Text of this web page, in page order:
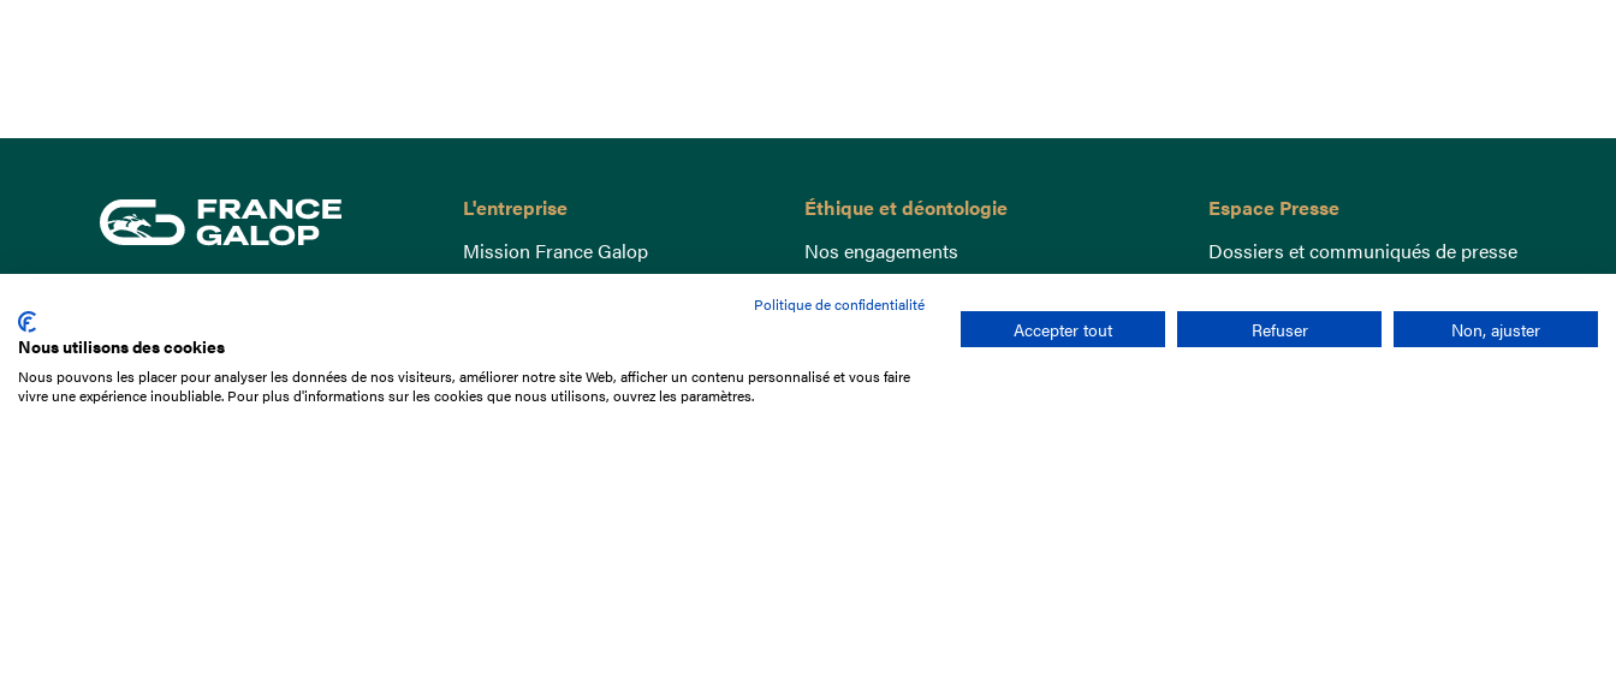
01 49 10 20 29
L'entreprise
Mission France Galop
Gouvernance
Comprendre les courses
Docuthèque
Éthique et déontologie
Nos engagements
Lutte anti-dopage
Bien être equin
Index Egalité Femmes-Hommes
Jeu responsable
Espace Presse
Dossiers et communiqués de presse
Politique de confidentialité
Nous utilisons des cookies
Nous pouvons les placer pour analyser les données de nos visiteurs, améliorer notre site Web, afficher un contenu personnalisé et vous faire
vivre une expérience inoubliable. Pour plus d'informations sur les cookies que nous utilisons, ouvrez les paramètres.
Accepter tout Refuser Non, ajuster